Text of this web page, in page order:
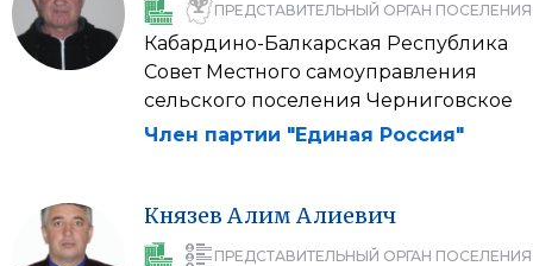
ПРЕДСТАВИТЕЛЬНЫЙ ОРГАН ПОСЕЛЕНИЯ
Кабардино-Балкарская Республика
Совет Местного самоуправления
сельского поселения Черниговское
Член партии "Единая Россия"
Князев Алим Алиевич
ПРЕДСТАВИТЕЛЬНЫЙ ОРГАН ПОСЕЛЕНИЯ